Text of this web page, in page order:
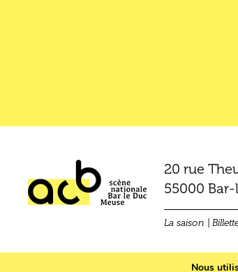
20 rue
55000
La saison
Nous